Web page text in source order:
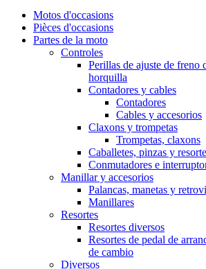
Motos d'occasions
Pièces d'occasions
Partes de la moto
Controles
Perillas de ajuste de freno
horquilla
Contadores y cables
Contadores
Cables y accesorios
Claxons y trompetas
Trompetas, claxons
Caballetes, pinzas y
Conmutadores e
Manillar y accesorios
Palancas, manetas y
Manillares
Resortes
Resortes diversos
Resortes de pedal de
de cambio
Diversos